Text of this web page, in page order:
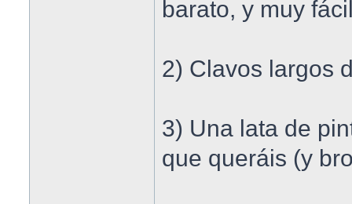
barato, y muy
2) Clavos largos
3) Una lata de
que queráis (y